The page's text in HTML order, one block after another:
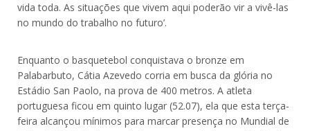
vida toda. As situações que vivem aqui poderão vir a vivê-las
no mundo do trabalho no futuro’.
Enquanto o basquetebol conquistava o bronze em
Palabarbuto, Cátia Azevedo corria em busca da glória no
Estádio San Paolo, na prova de 400 metros. A atleta
portuguesa ficou em quinto lugar (52.07), ela que esta terça-
feira alcançou mínimos para marcar presença no Mundial de